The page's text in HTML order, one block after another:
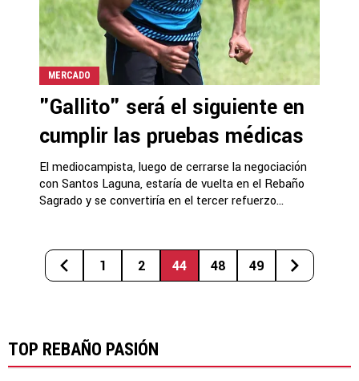
MERCADO
"Gallito" será el siguiente en
cumplir las pruebas médicas
El mediocampista, luego de cerrarse la negociación
con Santos Laguna, estaría de vuelta en el Rebaño
Sagrado y se convertiría en el tercer refuerzo...
1 2 44 48 49
TOP REBAÑO PASIÓN